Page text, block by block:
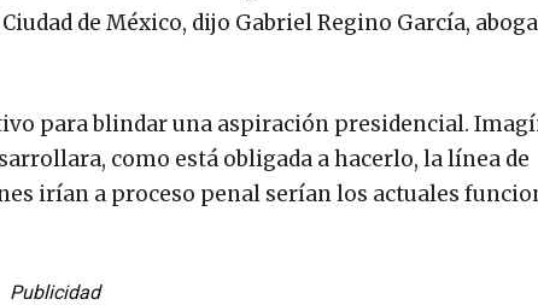
de México, dijo Gabriel Regino García,
para blindar una aspiración presidencial.
como está obligada a hacerlo, la línea de
irían a proceso penal serían los actuales
Publicidad